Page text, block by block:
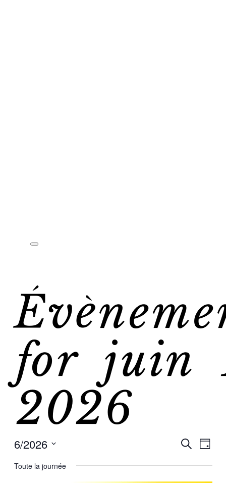
for juin
2026
Recherche
de
Jour
6/2026
une
Toute la journée